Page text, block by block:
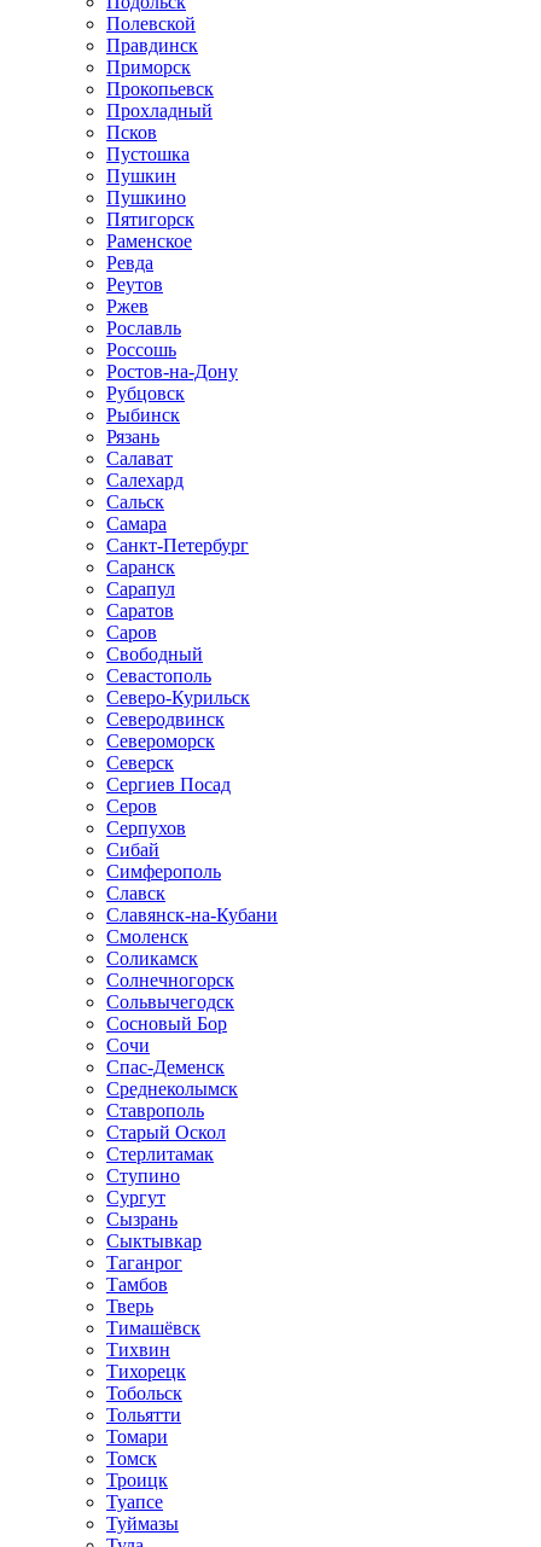
Полевской
Правдинск
Приморск
Прокопьевск
Прохладный
Псков
Пустошка
Пушкин
Пушкино
Пятигорск
Раменское
Ревда
Реутов
Ржев
Рославль
Россошь
Ростов-на-Дону
Рубцовск
Рыбинск
Рязань
Салават
Салехард
Сальск
Самара
Санкт-Петербург
Саранск
Сарапул
Саратов
Саров
Свободный
Севастополь
Северо-Курильск
Северодвинск
Североморск
Северск
Сергиев Посад
Серов
Серпухов
Сибай
Симферополь
Славск
Славянск-на-Кубани
Смоленск
Соликамск
Солнечногорск
Сольвычегодск
Сосновый Бор
Сочи
Спас-Деменск
Среднеколымск
Ставрополь
Старый Оскол
Стерлитамак
Ступино
Сургут
Сызрань
Сыктывкар
Таганрог
Тамбов
Тверь
Тимашёвск
Тихвин
Тихорецк
Тобольск
Тольятти
Томари
Томск
Троицк
Туапсе
Туймазы